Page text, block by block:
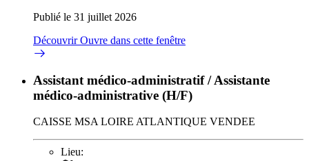
Publié le 31 juillet 2026
DécouvrirOuvre dans cette fenêtre
Assistant médico-administratif / Assistante
médico-administrative (H/F)
CAISSE MSA LOIRE ATLANTIQUE VENDEE
Lieu: